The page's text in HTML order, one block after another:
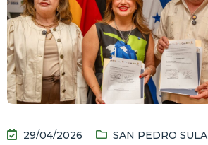
29/04/2026 SAN PEDRO SULA